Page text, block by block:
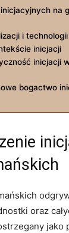
na
i technologii
inicjacji
inicjacji
bogactwo
oraz
jako